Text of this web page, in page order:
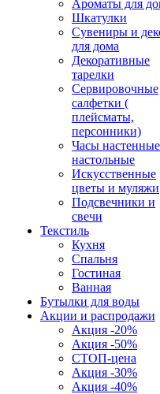
Ароматы для
Шкатулки
Сувениры и
для дома
Декоративные
тарелки
Сервировочные
салфетки (
плейсматы,
персонники)
Часы
настольные
Искусственные
цветы и муляжи
Подсвечники и
свечи
Текстиль
Кухня
Спальня
Гостиная
Ванная
Бутылки для воды
Акции и распродажи
Акция -20%
Акция -50%
СТОП-цена
Акция -30%
Акция -40%